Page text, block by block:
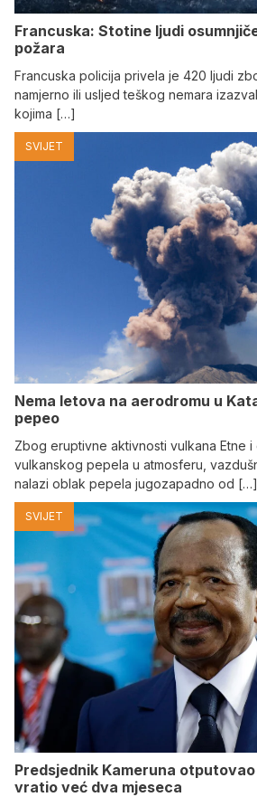
Francuska: Stotine ljudi
požara
Francuska policija privela je 420 ljudi
namjerno ili usljed teškog nemara
kojima […]
SVIJET
Nema letova na aerodromu u
pepeo
Zbog eruptivne aktivnosti vulkana Etne i
vulkanskog pepela u atmosferu,
nalazi oblak pepela jugozapadno od […]
SVIJET
Predsjednik Kameruna
vratio već dva mjeseca